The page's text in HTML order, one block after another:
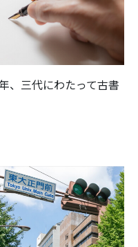
、三代にわたって古書